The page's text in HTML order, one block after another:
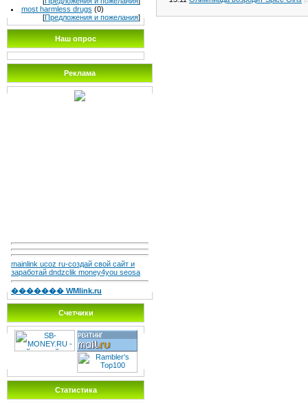
most harmless drugs (0)
[Предложения и пожелания]
Наш опрос
Реклама
mainlink ucoz ru-создай свой сайт и
заработай dndzclik money4you seosa
������� WMlink.ru
Счетчики
Статистика